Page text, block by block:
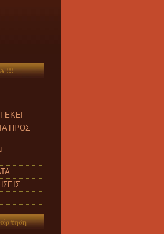
έως 04:00 μ.μ.
!!!
ΕΚΕΙ
ΠΡΟΣ